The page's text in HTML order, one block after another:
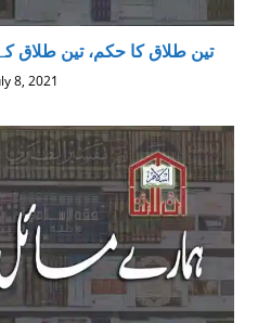
تین طلاق کا حکم، تین طلاق
8, 2021